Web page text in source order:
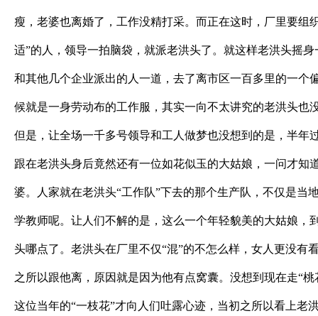
瘦，老婆也离婚了，工作没精打采。而正在这时，厂里要组
适”的人，领导一拍脑袋，就派老洪头了。就这样老洪头摇身
和其他几个企业派出的人一道，去了离市区一百多里的一个
候就是一身劳动布的工作服，其实一向不太讲究的老洪头也
但是，让全场一千多号领导和工人做梦也没想到的是，半年
跟在老洪头身后竟然还有一位如花似玉的大姑娘，一问才知
婆。人家就在老洪头“工作队”下去的那个生产队，不仅是当
学教师呢。让人们不解的是，这么一个年轻貌美的大姑娘，
头哪点了。老洪头在厂里不仅“混”的不怎么样，女人更没有
之所以跟他离，原因就是因为他有点窝囊。没想到现在走“
这位当年的“一枝花”才向人们吐露心迹，当初之所以看上老